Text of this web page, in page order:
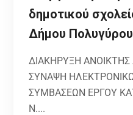
δημοτικού
Δήμου Πολυγύρου
ΔΙΑΚΗΡΥΞΗ ΑΝΟΙΚΤΗΣ
ΣΥΝΑΨΗ
ΣΥΜΒΑΣΕΩΝ ΕΡΓΟΥ
Ν....